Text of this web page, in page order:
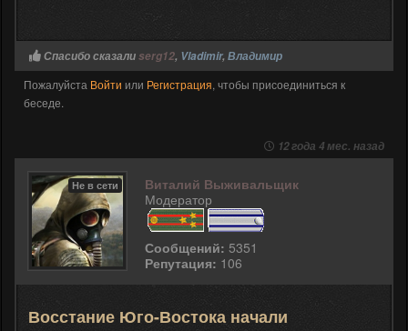
Спасибо сказалиserg12, Vladimir, Владимир
Пожалуйста Войти или Регистрация, чтобы присоединиться к
беседе.
12 года 4 мес. назад
Не в сети
Виталий Выживальщик
Модератор
Сообщений: 5351
Репутация: 106
Восстание Юго-Востока начали